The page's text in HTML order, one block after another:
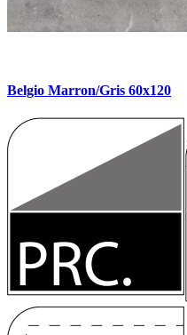
Belgio Marron/Gris 60x120